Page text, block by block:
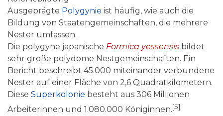
Ausgeprägte Polygynie ist häufig, wie auch die
Bildung von Staatengemeinschaften, die mehrere
Nester umfassen.
Die polygyne japanische Formica yessensis bildet
sehr große polydome Nestgemeinschaften. Ein
Bericht beschreibt 45.000 miteinander verbundene
Nester auf einer Fläche von 2,6 Quadratkilometern.
Diese Superkolonie besteht aus 306 Millionen
Arbeiterinnen und 1.080.000 Königinnen.[5]